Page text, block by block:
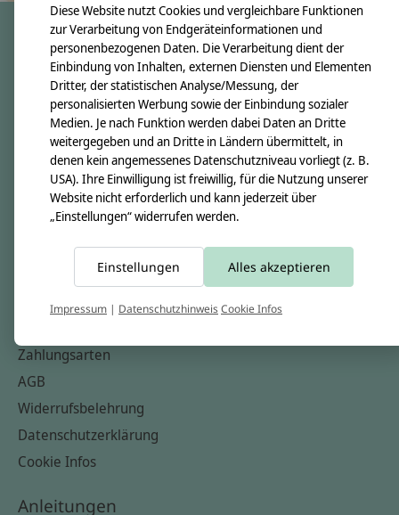
crêpes suzette
Über uns
Unsere Creppies
Nähkästchen
Unsere Stoffe
Impressum
Informationen
Kontakt
Zahlungsarten
AGB
Widerrufsbelehrung
Datenschutzerklärung
Cookie Infos
Anleitungen
Diese Website nutzt Cookies und vergleichbare Funktionen
zur Verarbeitung von Endgeräteinformationen und
personenbezogenen Daten. Die Verarbeitung dient der
Einbindung von Inhalten, externen Diensten und Elementen
Dritter, der statistischen Analyse/Messung, der
personalisierten Werbung sowie der Einbindung sozialer
Medien. Je nach Funktion werden dabei Daten an Dritte
weitergegeben und an Dritte in Ländern übermittelt, in
denen kein angemessenes Datenschutzniveau vorliegt (z. B.
USA). Ihre Einwilligung ist freiwillig, für die Nutzung unserer
Website nicht erforderlich und kann jederzeit über
„Einstellungen“ widerrufen werden.
Einstellungen Alles akzeptieren
Impressum | DatenschutzhinweisCookie Infos